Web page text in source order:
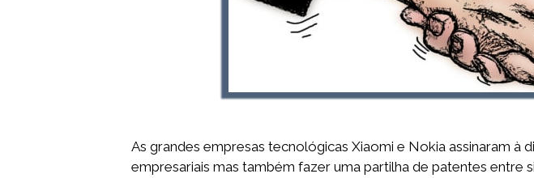
As grandes empresas tecnológicas Xiaomi e Nokia assinaram
empresariais mas também fazer uma partilha de patentes entre